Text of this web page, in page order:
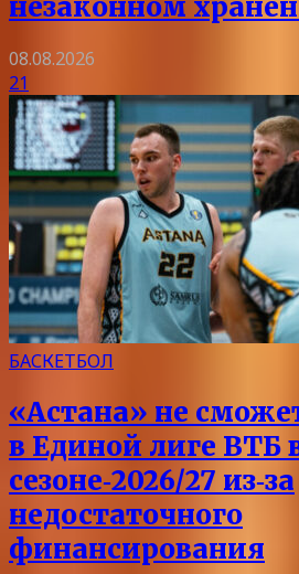
незаконном
08.08.2026
21
БАСКЕТБОЛ
«Астана» не
в Единой лиге ВТБ
сезоне‑2026/27 из‑за
недостаточного
финансирования